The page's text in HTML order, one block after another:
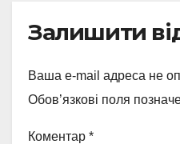
Залишити
Ваша e-mail адреса не
Обов’язкові поля
Коментар *